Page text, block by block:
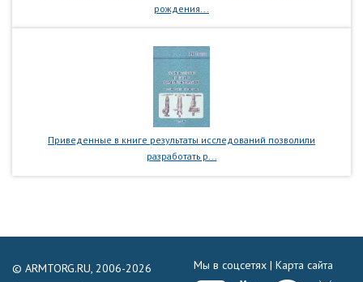
рождения...
Приведенные в книге результаты исследований позволили
разработать р...
© ARMTORG.RU, 2006-2026 Мы в соцсетях | Карта сайта